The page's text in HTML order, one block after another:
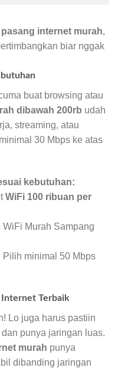
pasang internet murah,
biar nggak
buat browsing atau
dibawah 200rb udah
streaming, atau
30 Mbps ke atas
kebutuhan:
WiFi 100 ribuan per
Murah Sampang
minimal 50 Mbps
Internet Terbaik
Lo juga harus pastiin
punya jaringan luas.
murah punya
dibanding jaringan